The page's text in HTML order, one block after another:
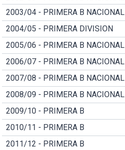
2003/04 - PRIMERA B NACIONAL
2004/05 - PRIMERA DIVISION
2005/06 - PRIMERA B NACIONAL
2006/07 - PRIMERA B NACIONAL
2007/08 - PRIMERA B NACIONAL
2008/09 - PRIMERA B NACIONAL
2009/10 - PRIMERA B
2010/11 - PRIMERA B
2011/12 - PRIMERA B